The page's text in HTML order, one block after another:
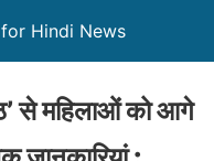
Hindi News
से महिलाओं को आगे